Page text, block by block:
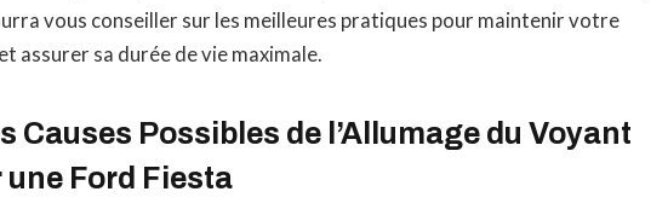
vous conseiller sur les meilleures pratiques pour maintenir votre
assurer sa durée de vie maximale.
Causes Possibles de l’Allumage du Voyant
Ford Fiesta